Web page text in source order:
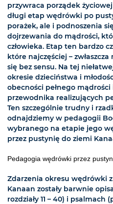
przywraca porządek
długi etap wędrówki po
porażek, ale i podnoszenia
dojrzewania do mądrości,
człowieka. Etap ten bardzo
które najczęściej –
się bez sensu. Na tej
okresie dzieciństwa i
obecności pełnego
przewodnika realizujących
Ten szczególnie trudny i
odnajdziemy w pedagogii
wybranego na etapie jego
przez pustynię do ziemi
Pedagogia wędrówki przez
Zdarzenia okresu wędrówki
Kanaan zostały barwnie
rozdziały 11 – 40) i psalmach